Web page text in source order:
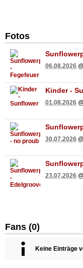
Fotos
06.08.2026
Kinder -
01.08.2026
30.07.2026
23.07.2026
Fans (0)
Keine Einträge